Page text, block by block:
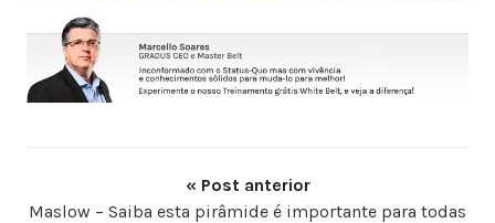
« Post anterior
Maslow – Saiba esta pirâmide é importante para todas